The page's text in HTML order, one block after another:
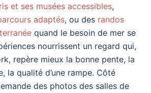
et ses musées accessibles,
adaptés, ou des randos
quand le besoin de mer se
nourrissent un regard qui,
repère mieux la bonne pente, la
la qualité d’une rampe. Côté
des photos des salles de